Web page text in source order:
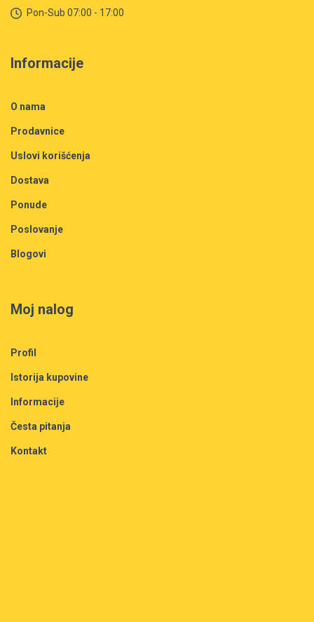
Pon-Sub 07:00 - 17:00
Informacije
O nama
Prodavnice
Uslovi korišćenja
Dostava
Ponude
Poslovanje
Blogovi
Moj nalog
Profil
Istorija kupovine
Informacije
Česta pitanja
Kontakt